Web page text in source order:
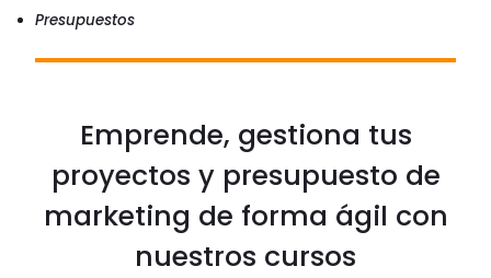
Presupuestos
Emprende, gestiona tus
proyectos y presupuesto de
marketing de forma ágil con
nuestros cursos